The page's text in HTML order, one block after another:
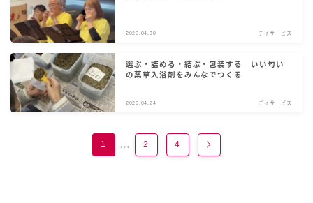
2026.04.30 デイサービス
選ぶ・詰める・結ぶ・包装する いい匂い
の薬草入浴剤をみんなでつくる
2026.04.24 デイサービス
1 … 2 4